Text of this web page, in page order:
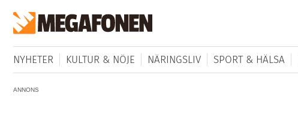
NYHETER KULTUR & NÖJE NÄRINGSLIV SPORT & HÄLSA
ANNONS